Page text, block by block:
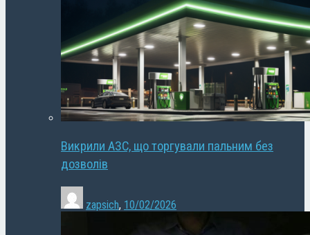
Викрили АЗС, що торгували пальним без
дозволів
zapsich, 10/02/2026